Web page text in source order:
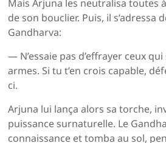
Mais Arjuna les neutralisa toutes
de son bouclier. Puis, il s’adressa
Gandharva:
— N’essaie pas d’effrayer ceux
armes. Si tu t’en crois capable,
ci.
Arjuna lui lança alors sa torche,
puissance surnaturelle. Le
connaissance et tomba au sol,